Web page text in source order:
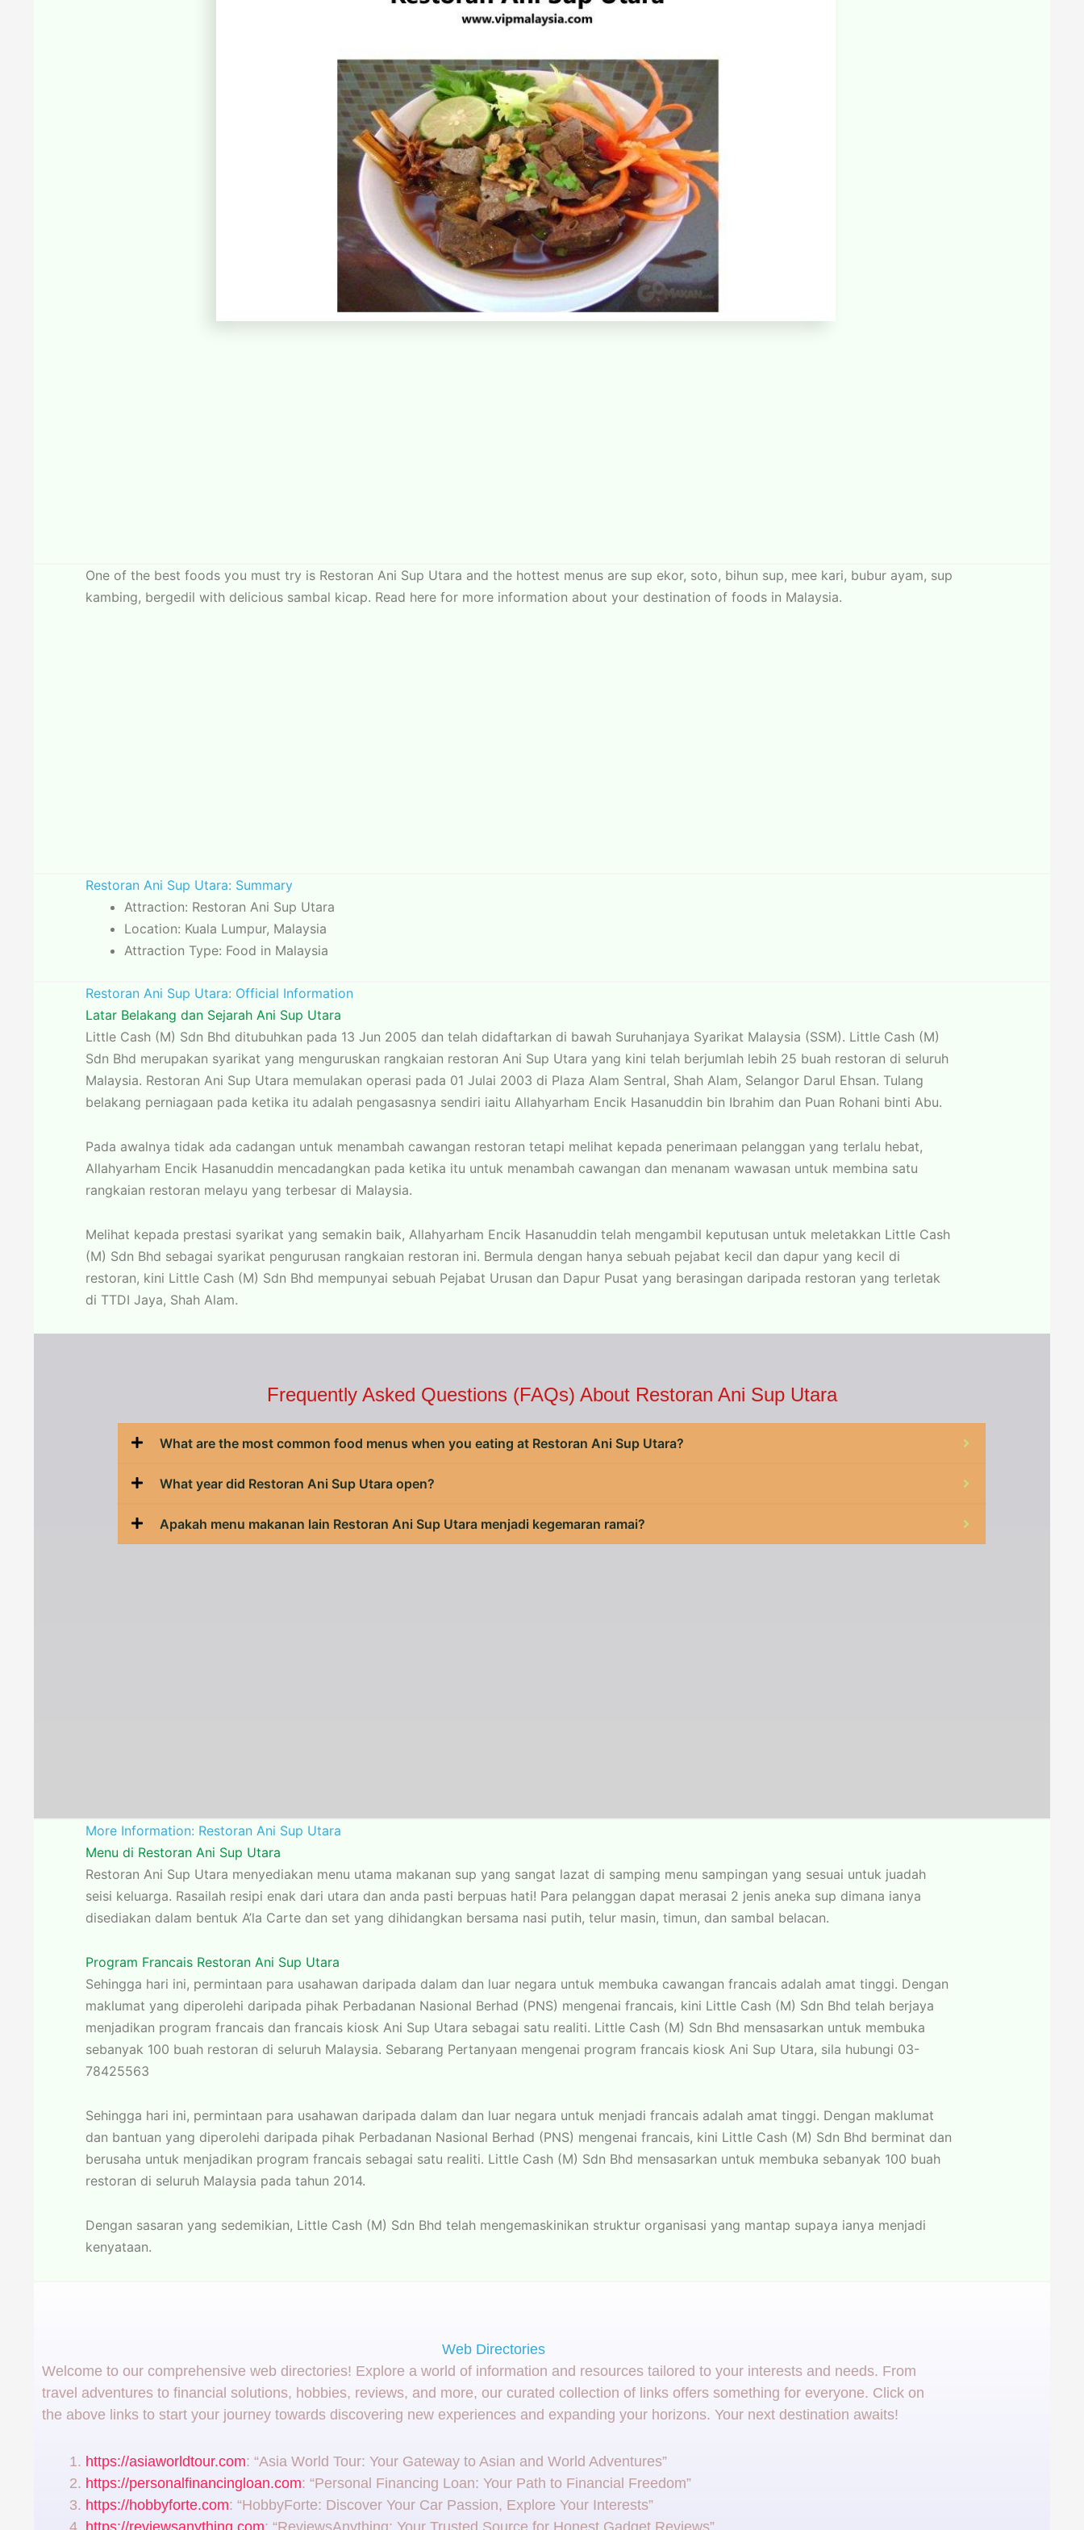
One of the best foods you must try is Restoran Ani Sup Utara and the hottest menus are sup ekor, soto, bihun sup, mee kari, bubur ayam, sup
kambing, bergedil with delicious sambal kicap. Read here for more information about your destination of foods in Malaysia.
Restoran Ani Sup Utara: Summary
Attraction: Restoran Ani Sup Utara
Location: Kuala Lumpur, Malaysia
Attraction Type: Food in Malaysia
Restoran Ani Sup Utara: Official Information
Latar Belakang dan Sejarah Ani Sup Utara
Little Cash (M) Sdn Bhd ditubuhkan pada 13 Jun 2005 dan telah didaftarkan di bawah Suruhanjaya Syarikat Malaysia (SSM). Little Cash (M)
Sdn Bhd merupakan syarikat yang menguruskan rangkaian restoran Ani Sup Utara yang kini telah berjumlah lebih 25 buah restoran di seluruh
Malaysia. Restoran Ani Sup Utara memulakan operasi pada 01 Julai 2003 di Plaza Alam Sentral, Shah Alam, Selangor Darul Ehsan. Tulang
belakang perniagaan pada ketika itu adalah pengasasnya sendiri iaitu Allahyarham Encik Hasanuddin bin Ibrahim dan Puan Rohani binti Abu.
Pada awalnya tidak ada cadangan untuk menambah cawangan restoran tetapi melihat kepada penerimaan pelanggan yang terlalu hebat,
Allahyarham Encik Hasanuddin mencadangkan pada ketika itu untuk menambah cawangan dan menanam wawasan untuk membina satu
rangkaian restoran melayu yang terbesar di Malaysia.
Melihat kepada prestasi syarikat yang semakin baik, Allahyarham Encik Hasanuddin telah mengambil keputusan untuk meletakkan Little Cash
(M) Sdn Bhd sebagai syarikat pengurusan rangkaian restoran ini. Bermula dengan hanya sebuah pejabat kecil dan dapur yang kecil di
restoran, kini Little Cash (M) Sdn Bhd mempunyai sebuah Pejabat Urusan dan Dapur Pusat yang berasingan daripada restoran yang terletak
di TTDI Jaya, Shah Alam.
Frequently Asked Questions (FAQs) About Restoran Ani Sup Utara
What are the most common food menus when you eating at Restoran Ani Sup Utara?
What year did Restoran Ani Sup Utara open?
Apakah menu makanan lain Restoran Ani Sup Utara menjadi kegemaran ramai?
More Information: Restoran Ani Sup Utara
Menu di Restoran Ani Sup Utara
Restoran Ani Sup Utara menyediakan menu utama makanan sup yang sangat lazat di samping menu sampingan yang sesuai untuk juadah
seisi keluarga. Rasailah resipi enak dari utara dan anda pasti berpuas hati! Para pelanggan dapat merasai 2 jenis aneka sup dimana ianya
disediakan dalam bentuk A’la Carte dan set yang dihidangkan bersama nasi putih, telur masin, timun, dan sambal belacan.
Program Francais Restoran Ani Sup Utara
Sehingga hari ini, permintaan para usahawan daripada dalam dan luar negara untuk membuka cawangan francais adalah amat tinggi. Dengan
maklumat yang diperolehi daripada pihak Perbadanan Nasional Berhad (PNS) mengenai francais, kini Little Cash (M) Sdn Bhd telah berjaya
menjadikan program francais dan francais kiosk Ani Sup Utara sebagai satu realiti. Little Cash (M) Sdn Bhd mensasarkan untuk membuka
sebanyak 100 buah restoran di seluruh Malaysia. Sebarang Pertanyaan mengenai program francais kiosk Ani Sup Utara, sila hubungi 03-
78425563
Sehingga hari ini, permintaan para usahawan daripada dalam dan luar negara untuk menjadi francais adalah amat tinggi. Dengan maklumat
dan bantuan yang diperolehi daripada pihak Perbadanan Nasional Berhad (PNS) mengenai francais, kini Little Cash (M) Sdn Bhd berminat dan
berusaha untuk menjadikan program francais sebagai satu realiti. Little Cash (M) Sdn Bhd mensasarkan untuk membuka sebanyak 100 buah
restoran di seluruh Malaysia pada tahun 2014.
Dengan sasaran yang sedemikian, Little Cash (M) Sdn Bhd telah mengemaskinikan struktur organisasi yang mantap supaya ianya menjadi
kenyataan.
Web Directories
Welcome to our comprehensive web directories! Explore a world of information and resources tailored to your interests and needs. From
travel adventures to financial solutions, hobbies, reviews, and more, our curated collection of links offers something for everyone. Click on
the above links to start your journey towards discovering new experiences and expanding your horizons. Your next destination awaits!
https://asiaworldtour.com: “Asia World Tour: Your Gateway to Asian and World Adventures”
https://personalfinancingloan.com: “Personal Financing Loan: Your Path to Financial Freedom”
https://hobbyforte.com: “HobbyForte: Discover Your Car Passion, Explore Your Interests”